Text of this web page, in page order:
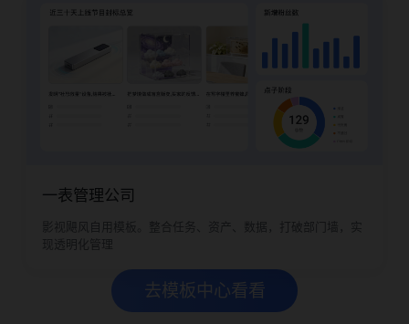
一表管理公司
影视飓风自用模板。整合任务、资产、数据，打破部门墙，实
现透明化管理
去模板中心看看